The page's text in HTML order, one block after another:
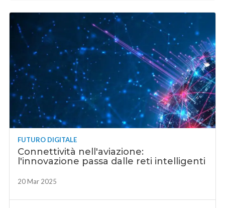
FUTURO DIGITALE
Connettività nell'aviazione:
l'innovazione passa dalle reti intelligenti
20 Mar 2025